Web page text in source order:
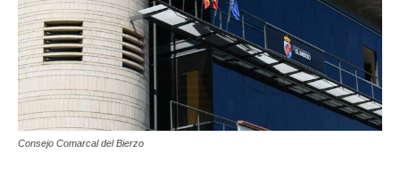
Consejo Comarcal del Bierzo